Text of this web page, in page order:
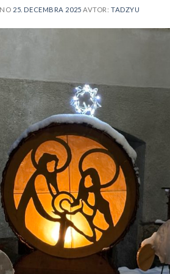
25. DECEMBRA 2025 AVTOR:TADZYU